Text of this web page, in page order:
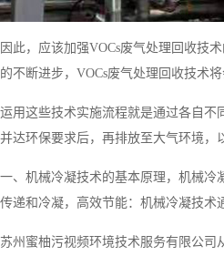
因此，应该加强VOCs废气处理回收技
的不断进步，VOCs废气处理回收技术
运用这些技术实施流程就是通过各自不
并达环保要求后，再排放至大气环境，
一、机械冷凝技术的基本原理，机械冷
传递和冷凝，高效节能：机械冷凝技术
苏州蜜柚污视频环境技术服务有限公司